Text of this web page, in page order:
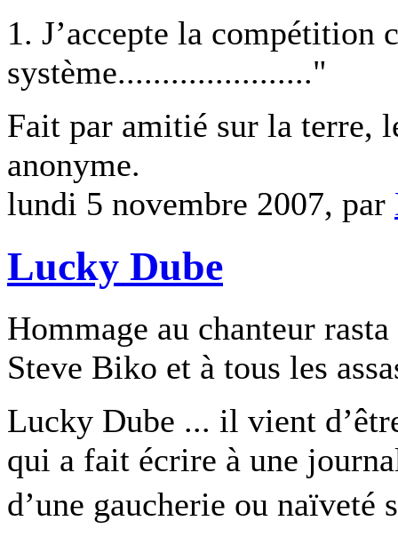
1. J’accepte la compétition
système......................"
Fait par amitié sur la terre,
anonyme.
lundi 5 novembre 2007, par
Lucky Dube
Hommage au chanteur
Steve Biko et à tous les
Lucky Dube ... il vient
qui a fait écrire à une
d’une gaucherie ou naïveté